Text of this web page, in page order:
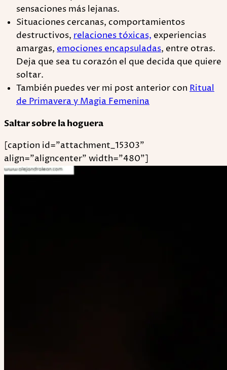
sensaciones más lejanas.
Situaciones cercanas, comportamientos
destructivos, relaciones tóxicas, experiencias
amargas, emociones encapsuladas, entre otras.
Deja que sea tu corazón el que decida que quiere
soltar.
También puedes ver mi post anterior con Ritual
de Primavera y Magia Femenina
Saltar sobre la hoguera
[caption id="attachment_15303"
align="aligncenter" width="480"]